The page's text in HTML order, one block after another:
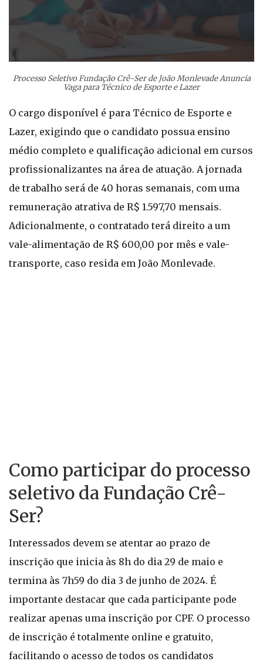
Processo Seletivo Fundação Crê-Ser de João Monlevade Anuncia
Vaga para Técnico de Esporte e Lazer
O cargo disponível é para Técnico de Esporte e
Lazer, exigindo que o candidato possua ensino
médio completo e qualificação adicional em cursos
profissionalizantes na área de atuação. A jornada
de trabalho será de 40 horas semanais, com uma
remuneração atrativa de R$ 1.597,70 mensais.
Adicionalmente, o contratado terá direito a um
vale-alimentação de R$ 600,00 por mês e vale-
transporte, caso resida em João Monlevade.
Como participar do processo
seletivo da Fundação Crê-
Ser?
Interessados devem se atentar ao prazo de
inscrição que inicia às 8h do dia 29 de maio e
termina às 7h59 do dia 3 de junho de 2024. É
importante destacar que cada participante pode
realizar apenas uma inscrição por CPF. O processo
de inscrição é totalmente online e gratuito,
facilitando o acesso de todos os candidatos